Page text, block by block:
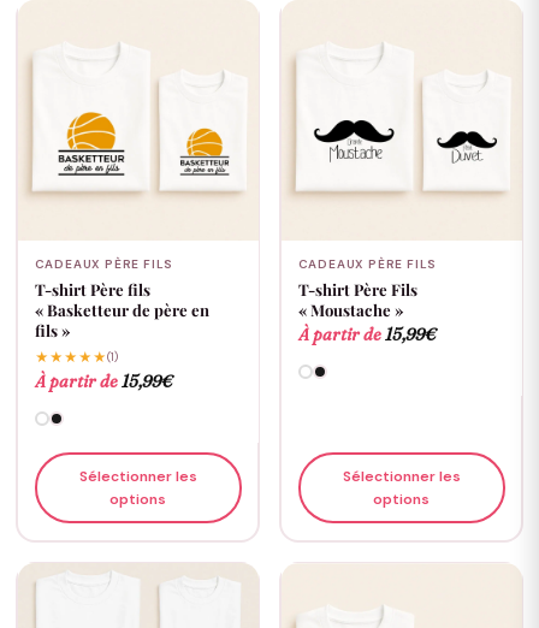
CADEAUX PÈRE FILS
T-shirt Père fils
« Basketteur de père en
fils »
★★★★★(1)
À partir de15,99€
Sélectionner les
options
CADEAUX PÈRE FILS
T-shirt Père Fils
« Moustache »
À partir de15,99€
Sélectionner les
options